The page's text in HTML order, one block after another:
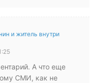
и житель внутри
А что еще
СМИ, как не